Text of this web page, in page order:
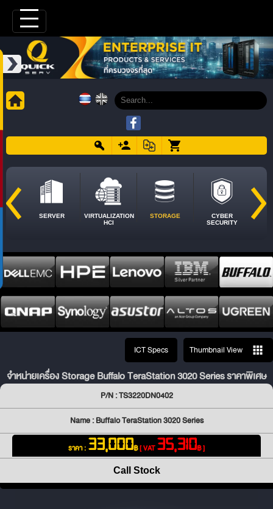
SERVER
VIRTUALIZATION
HCI
STORAGE
CYBER
SECURITY
ICT Specs Thumbnail View
จำหน่ายเครื่อง Storage Buffalo TeraStation 3020 Series ราคาพิเศษ
P/N : TS3220DN0402
Name : Buffalo TeraStation 3020 Series
ราคา : 33,000฿[ VAT35,310฿ ]
Call Stock